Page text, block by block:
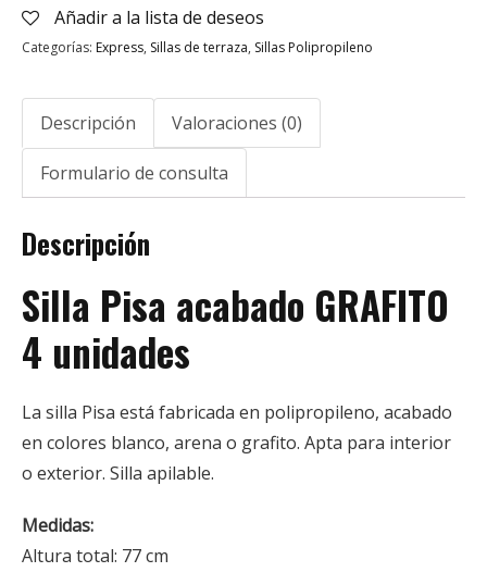
Añadir a la lista de deseos
Categorías: Express, Sillas de terraza, Sillas Polipropileno
Descripción Valoraciones (0)
Formulario de consulta
Descripción
Silla Pisa acabado GRAFITO
4 unidades
La silla Pisa está fabricada en polipropileno, acabado
en colores blanco, arena o grafito. Apta para interior
o exterior. Silla apilable.
Medidas:
Altura total: 77 cm